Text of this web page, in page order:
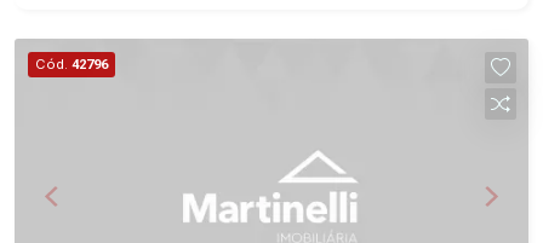
Boa Vista | Ribeirão Preto.
Cód. 42796